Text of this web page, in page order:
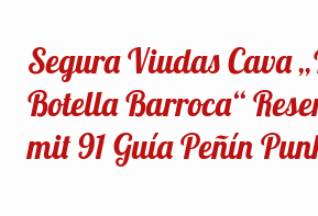
Segura Viudas Cava
Botella Barroca“
mit 91 Guía Peñín